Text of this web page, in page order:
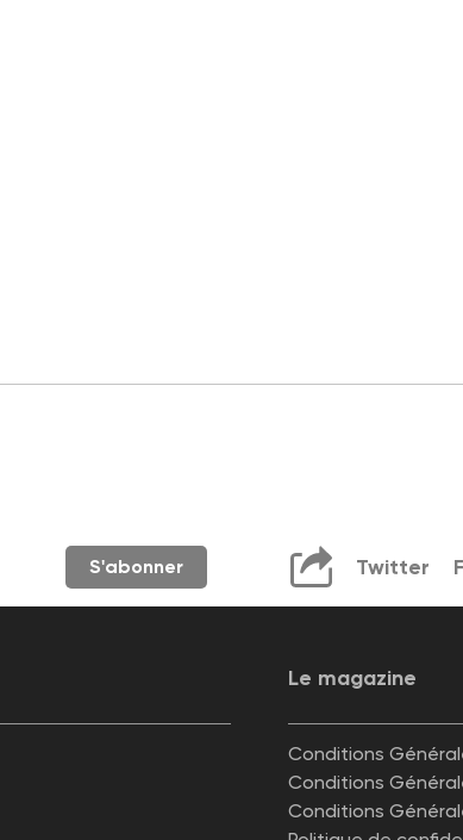
S'abonner Twitter
Le magazine
Conditions
Conditions
Conditions